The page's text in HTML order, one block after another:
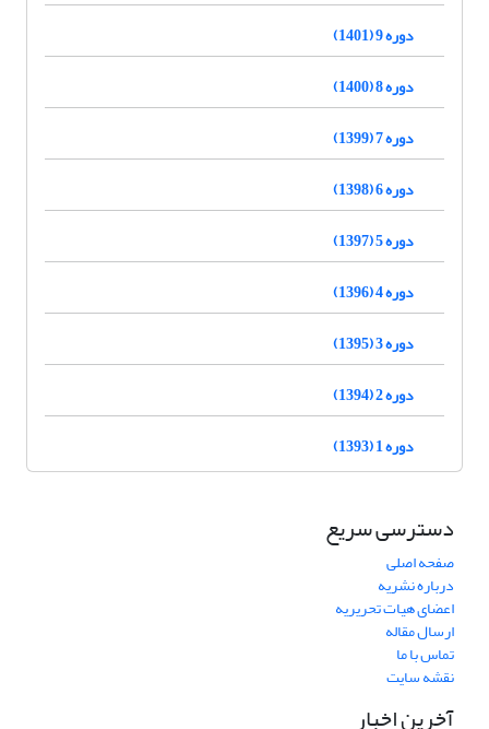
دوره 9 (1401)
دوره 8 (1400)
دوره 7 (1399)
دوره 6 (1398)
دوره 5 (1397)
دوره 4 (1396)
دوره 3 (1395)
دوره 2 (1394)
دوره 1 (1393)
دسترسی سریع
صفحه اصلی
درباره نشریه
اعضای هیات تحریریه
ارسال مقاله
تماس با ما
نقشه سایت
آخرین اخبار